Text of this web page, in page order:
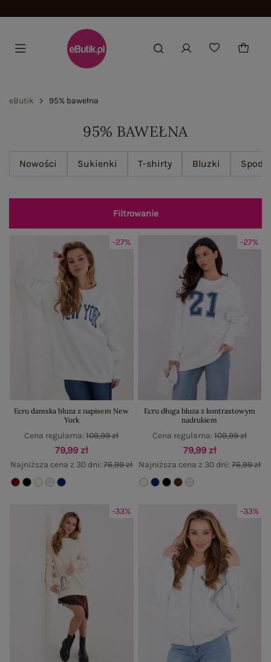
eButik 95% bawełna
95% BAWEŁNA
Nowości Sukienki T-shirty Bluzki
Filtrowanie
-27%
Ecru damska bluza z napisem New
York
79,99 zł
Najniższa cena z 30 dni:76,99 zł
Cena regularna:109,99 zł
-27%
Ecru długa bluza z kontrastowym
nadrukiem
79,99 zł
Najniższa cena z 30 dni:76,99 zł
Cena regularna:109,99 zł
-33% -33%